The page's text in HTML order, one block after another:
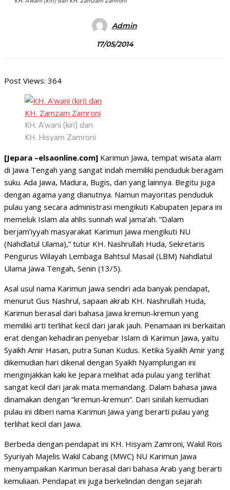
Admin
17/05/2014
Post Views: 364
KH. A’wani (kiri) dan
KH. Hisyam Zamroni
[Jepara –elsaonline.com] Karimun Jawa, tempat wisata alam
di Jawa Tengah yang sangat indah memiliki penduduk beragam
suku. Ada Jawa, Madura, Bugis, dan yang lainnya. Begitu juga
dengan agama yang dianutnya. Namun mayoritas penduduk
pulau yang secara administrasi mengikuti Kabupaten Jepara ini
memeluk Islam ala ahlis sunnah wal jama’ah. “Dalam
berjam’iyyah masyarakat Karimun Jawa mengikuti NU
(Nahdlatul Ulama),” tutur KH. Nashrullah Huda, Sekretaris
Pengurus Wilayah Lembaga Bahtsul Masail (LBM) Nahdlatul
Ulama Jawa Tengah, Senin (13/5).
Asal usul nama Karimun Jawa sendiri ada banyak pendapat,
menurut Gus Nashrul, sapaan akrab KH. Nashrullah Huda,
Karimun berasal dari bahasa Jawa kremun-kremun yang
memiliki arti terlihat kecil dari jarak jauh. Penamaan ini berkaitan
erat dengan kehadiran penyebar Islam di Karimun Jawa, yaitu
Syaikh Amir Hasan, putra Sunan Kudus. Ketika Syaikh Amir yang
dikemudian hari dikenal dengan Syaikh Nyamplungan ini
menginjakkan kaki ke Jepara melihat ada pulau yang terlihat
sangat kecil dari jarak mata memandang. Dalam bahasa jawa
dinamakan dengan “kremun-kremun”. Dari sinilah kemudian
pulau ini diberi nama Karimun Jawa yang berarti pulau yang
terlihat kecil dari Jawa.
Berbeda dengan pendapat ini KH. Hisyam Zamroni, Wakil Rois
Syuriyah Majelis Wakil Cabang (MWC) NU Karimun Jawa
menyampaikan Karimun berasal dari bahasa Arab yang berarti
kemuliaan. Pendapat ini juga berkelindan dengan sejarah